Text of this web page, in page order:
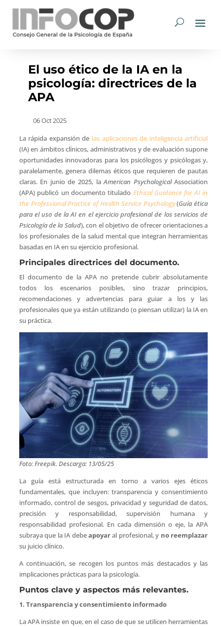
El uso ético de la IA en la
psicología: directrices de la
APA
06 Oct 2025
La rápida expansión de las aplicaciones de inteligencia artificial
(IA) en ámbitos clínicos, administrativos y de evaluación supone
oportunidades innovadoras para los psicólogos y psicólogas y,
paralelamente, genera dilemas éticos que requieren de pautas
claras. En junio de 2025, laAmerican PsychologicalAssociation
(APA) publicó un documento titulado Ethical Guidance for AI in
the Professional Practice of Health Service Psychology(Guía ética
para el uso de la AI en el ejercicio profesional de los servicios de
Psicología de la Salud), con el objetivo de ofrecer orientaciones a
los profesionales de la salud mental que integran herramientas
basadas en IA en su ejercicio profesional.
Principales directrices del documento.
El documento de la APA no pretende cubrir absolutamente
todos los escenarios posibles, sino trazar principios,
recomendaciones y advertencias para guiar a los y las
profesionales que ya están utilizando (o piensan utilizar) la IA en
su práctica.
Foto: Freepik. Descarga: 13/05/25
La guía está estructurada en torno a varios ejes éticos
fundamentales, que incluyen: transparencia y consentimiento
informado, control de sesgos, privacidad y seguridad de datos,
precisión y responsabilidad, supervisión humana y
responsabilidad profesional. En cada dimensión o eje, la APA
subraya que la IA debeapoyaral profesional, y no reemplazar
su juicio clínico.
A continuación, se recogen los puntos más destacados y las
implicaciones prácticas para la psicología.
Puntos clave y aspectos más relevantes.
1. Transparencia y consentimiento informado
La APA insiste en que, en el caso de que se utilicen herramientas